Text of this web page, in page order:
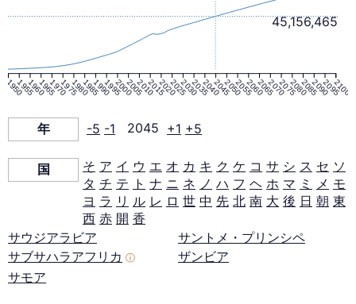
口
ピ
ラ
ミ
ド
2045
1950195519601965197019751980198519901995200020052010201520202025203020352040204520502055206020652070207520802085209020952100
45,156,465
年 -5 -1 2045 +1 +5
国 そ ア イ ウ エ オ カ キ ク ケ コ サ シ ス セ ソ
タ チ テ ト ナ ニ ネ ノ ハ フ ヘ ホ マ ミ メ モ
ヨ ラ リ ル レ ロ 世 中 先 北 南 大 後 日 朝 東
西 赤 開 香
サウジアラビア
サブサハラアフリカ ⓘ
サモア
サントメ・プリンシペ
ザンビア